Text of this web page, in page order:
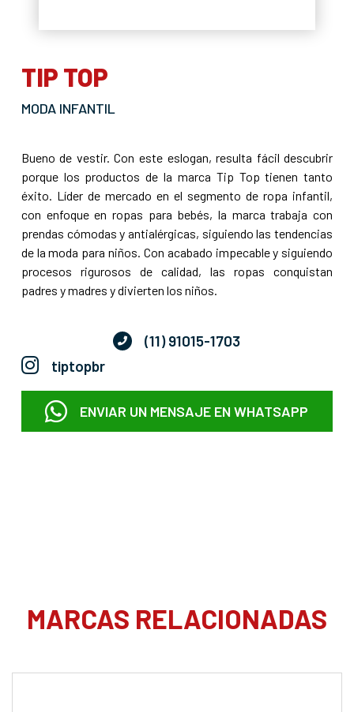
TIP TOP
MODA INFANTIL
Bueno de vestir. Con este eslogan, resulta fácil descubrir
porque los productos de la marca Tip Top tienen tanto
éxito. Líder de mercado en el segmento de ropa infantil,
con enfoque en ropas para bebés, la marca trabaja con
prendas cómodas y antialérgicas, siguiendo las tendencias
de la moda para niños. Con acabado impecable y siguiendo
procesos rigurosos de calidad, las ropas conquistan
padres y madres y divierten los niños.
(11) 91015-1703
tiptopbr
ENVIAR UN MENSAJE EN WHATSAPP
MARCAS RELACIONADAS